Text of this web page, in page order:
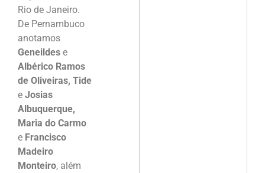
Rio de Janeiro.
De Pernambuco
anotamos
Geneildes e
Albérico Ramos
de Oliveiras, Tide
e Josias
Albuquerque,
Maria do Carmo
e Francisco
Madeiro
Monteiro, além